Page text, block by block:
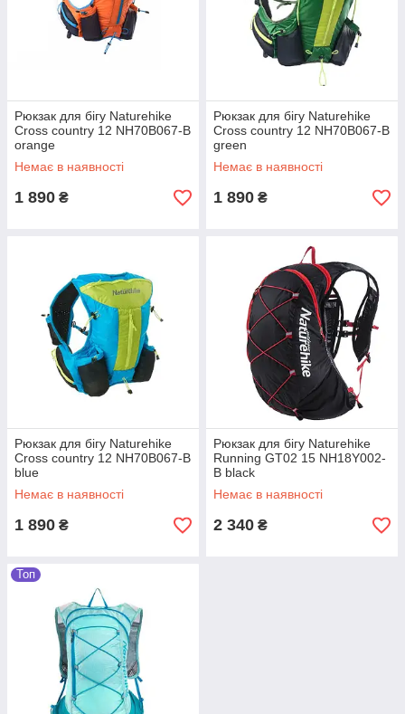
Рюкзак для бігу Naturehike
Cross country 12 NH70B067-B
orange
Немає в наявності
1 890 ₴
Рюкзак для бігу Naturehike
Cross country 12 NH70B067-B
green
Немає в наявності
1 890 ₴
Рюкзак для бігу Naturehike
Cross country 12 NH70B067-B
blue
Немає в наявності
1 890 ₴
Рюкзак для бігу Naturehike
Running GT02 15 NH18Y002-
B black
Немає в наявності
2 340 ₴
Топ